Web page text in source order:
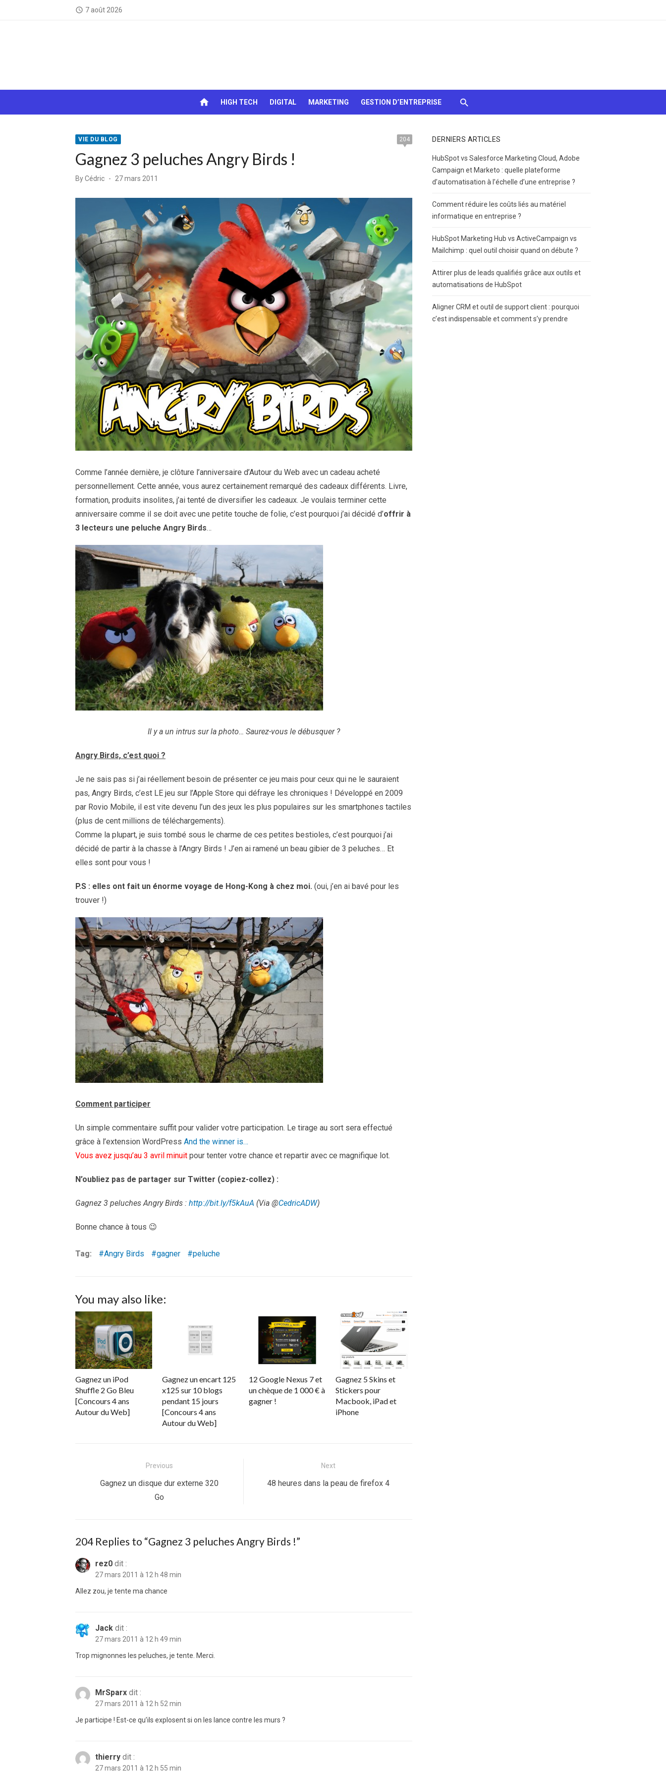
access_time 7 août 2026
chocolats…
home HIGH TECH DIGITAL MARKETING GESTION D’ENTREPRISE
VIE DU BLOG 204
Gagnez 3 peluches Angry Birds !
ByCédric
Posted
27 mars 2011
Comme l’année dernière, je clôture l’anniversaire d’Autour du Web avec un cadeau acheté
personnellement. Cette année, vous aurez certainement remarqué des cadeaux différents. Livre,
formation, produits insolites, j’ai tenté de diversifier les cadeaux. Je voulais terminer cette
anniversaire comme il se doit avec une petite touche de folie, c’est pourquoi j’ai décidé d’offrir à
3 lecteurs une peluche Angry Birds…
Il y a un intrus sur la photo… Saurez-vous le débusquer ?
Angry Birds, c’est quoi ?
Je ne sais pas si j’ai réellement besoin de présenter ce jeu mais pour ceux qui ne le sauraient
pas, Angry Birds, c’est LE jeu sur l’Apple Store qui défraye les chroniques ! Développé en 2009
par Rovio Mobile, il est vite devenu l’un des jeux les plus populaires sur les smartphones tactiles
(plus de cent millions de téléchargements).
Comme la plupart, je suis tombé sous le charme de ces petites bestioles, c’est pourquoi j’ai
décidé de partir à la chasse à l’Angry Birds ! J’en ai ramené un beau gibier de 3 peluches… Et
elles sont pour vous !
P.S : elles ont fait un énorme voyage de Hong-Kong à chez moi. (oui, j’en ai bavé pour les
trouver !)
Comment participer
Un simple commentaire suffit pour valider votre participation. Le tirage au sort sera effectué
grâce à l’extension WordPress And the winner is…
Vous avez jusqu’au 3 avril minuit pour tenter votre chance et repartir avec ce magnifique lot.
N’oubliez pas de partager sur Twitter (copiez-collez) :
Gagnez 3 peluches Angry Birds : http://bit.ly/f5kAuA (Via @CedricADW)
Bonne chance à tous 😉
Tag: Angry Birds gagner peluche
You may also like:
Gagnez un iPod
Shuffle 2 Go Bleu
[Concours 4 ans
Autour du Web]
Gagnez un encart 125
x125 sur 10 blogs
pendant 15 jours
[Concours 4 ans
Autour du Web]
12 Google Nexus 7 et
un chèque de 1 000 € à
gagner !
Gagnez 5 Skins et
Stickers pour
Macbook, iPad et
iPhone
Previous
Previous
Gagnez un disque dur externe 320
Go
Next
Next
48 heures dans la peau de firefox 4
204 Replies to “Gagnez 3 peluches Angry Birds !”
rez0 dit :
27 mars 2011 à 12 h 48 min
Allez zou, je tente ma chance
Jack dit :
27 mars 2011 à 12 h 49 min
Trop mignonnes les peluches, je tente. Merci.
MrSparx dit :
27 mars 2011 à 12 h 52 min
Je participe ! Est-ce qu’ils explosent si on les lance contre les murs ?
thierry dit :
27 mars 2011 à 12 h 55 min
DERNIERS ARTICLES
HubSpot vs Salesforce Marketing Cloud, Adobe
Campaign et Marketo : quelle plateforme
d’automatisation à l’échelle d’une entreprise ?
Comment réduire les coûts liés au matériel
informatique en entreprise ?
HubSpot Marketing Hub vs ActiveCampaign vs
Mailchimp : quel outil choisir quand on débute ?
Attirer plus de leads qualifiés grâce aux outils et
automatisations de HubSpot
Aligner CRM et outil de support client : pourquoi
c’est indispensable et comment s’y prendre